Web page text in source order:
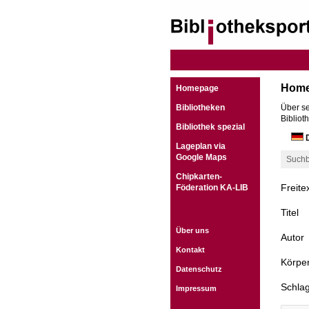
Homepage
Bibliotheken
Bibliothek spezial
Lageplan via
Google Maps
Chipkarten-
Föderation KA-LIB
Über uns
Kontakt
Datenschutz
Impressum
Über
Titel
Autor